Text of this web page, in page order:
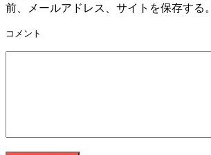
前、メールアドレス、サイトを保存する。
コメント